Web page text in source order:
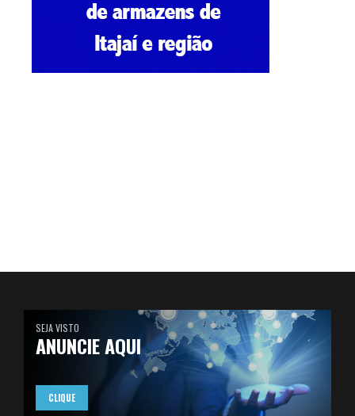
SEJA VISTO
ANUNCIE AQUI
CLIQUE